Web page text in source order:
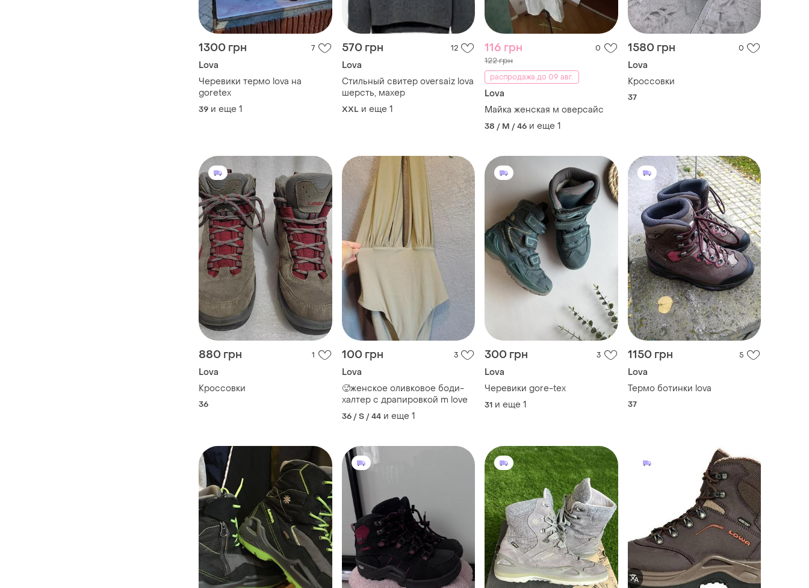
1300 грн 7
Lova
Черевики термо lova на
goretex
39 и еще 1
570 грн 12
Lova
Стильный свитер oversaiz lova
шерсть, махер
XXL и еще 1
116 грн 0
122 грн
распродажа до 09 авг.
Lova
Майка женская м оверсайс
38 / M / 46 и еще 1
1580 грн 0
Lova
Кроссовки
37
880 грн 1
Lova
Кроссовки
36
100 грн 3
Lova
🥵женское оливковое боди-
халтер с драпировкой m love
36 / S / 44 и еще 1
300 грн 3
Lova
Черевики gore-tex
31 и еще 1
1150 грн 5
Lova
Термо ботинки lova
37